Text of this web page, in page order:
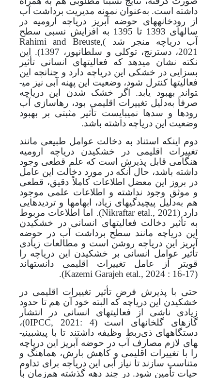
داشته است. به‌عنوان نمونه مدیریت برداشت آب
از رودخانه­های حوضه آبریز دریاچه ارومیه در
سال­های 1393 تا 1395 به افزایش نسبی سطح
آب دریاچه منجر شد (
Rahimi and Breuste,
2021، دسترنج، توکلی و سلطانپور، 1397)
. این
نکته نشان می­دهد که فعالیت­های انسانی تأثیر
بسزایی در خشکی این دریاچه دارد و چنانچه این
فعالیت­ها کنترل شود، وضعیت این پهنه آبی نیز می­
تواند بهبود یابد. اگر خشک شدن این دریاچه
صرفاً به‌دلیل تغییرات اقلیمی بود، رهاسازی آب
رودها و سدها نمی­بایست تأثیر مثبتی بر بهبود
وضعیت این دریاچه داشته باشد.
دوم اینکه استناد به دخالت عوامل طبیعی مانند
تغییرات اقلیمی در خشکیدن دریاچه ارومیه
هنگامی قابل پذیرش است که علم قطعی وجود
داشته باشد، حال آنکه در مورد دخالت این عامل
در بروز این معضل اطلاعات کاملاً دقیق، قطعی
و موثق وجود نداشته و اطلاعات علمی موجود
هم به‌دلیل پیچیدگی­های زیاد، ابهام­ها و تردیدهایی
دارد(
Nikraftar etal., 2021
). اما اطلاعات مربوط
به تأثیر دخالت فعالیت­های انسانی در خشکیدن
این دریاچه مانند سطح برداشت آب در حوضه
آبریز این دریاچه روشن است و مطالعات زیادی
تأثیر عوامل انسانی بر خشکیدن این دریاچه را
قوی­تر از عامل تغییرات اقلیمی دانسته­اند
(
Kazemi Garajeh etal., 2024 : 16-17
)
.
حتی با پذیرش فرض تأثیر تغییرات اقلیمی در
خشکیدن این دریاچه که البته خود آن هم تا حدود
زیادی ناشی از فعالیت­های انسانی در انتشار
گازهای گلخانه­ای است(
IPCC, 2021: 4
0
)،
دستگاه­های ذی‌ربط وظیفه داشتند تا با پیش­بینی­
های لازم مصارف آب در حوضه آبریز این دریاچه
را با تغییرات اقلیمی و کاهش بارش، هماهنگ و
متناسب سازند تا نیاز آبی این دریاچه برای تداوم
حیات تأمین شود. در چند دهه گذشته هم‌زمان با